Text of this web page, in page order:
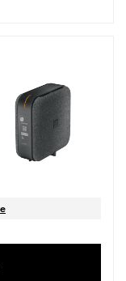
Sans engagement